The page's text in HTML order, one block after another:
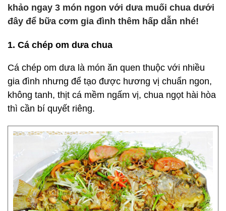
khảo ngay 3 món ngon với dưa muối chua dưới
đây để bữa cơm gia đình thêm hấp dẫn nhé!
1. Cá chép om dưa chua
Cá chép om dưa là món ăn quen thuộc với nhiều
gia đình nhưng để tạo được hương vị chuẩn ngon,
không tanh, thịt cá mềm ngấm vị, chua ngọt hài hòa
thì cần bí quyết riêng.